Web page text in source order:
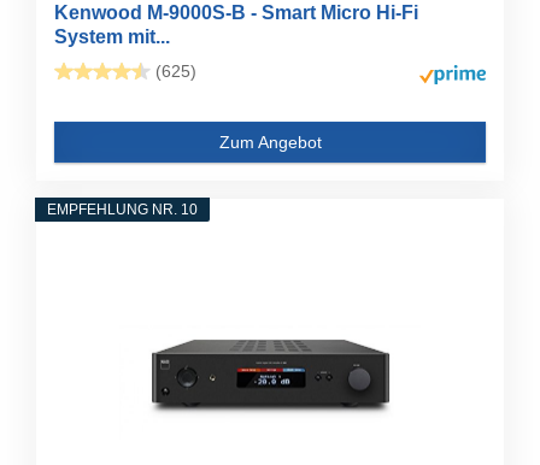
Kenwood M-9000S-B - Smart Micro Hi-Fi
System mit...
(625)
Zum Angebot
EMPFEHLUNG NR. 10